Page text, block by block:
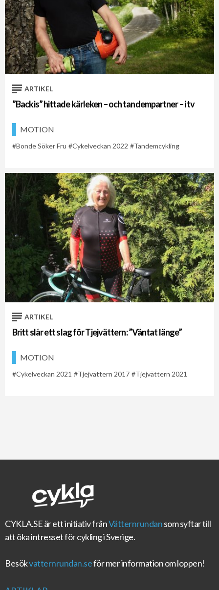
ARTIKEL
”Backis” hittade kärleken – och tandempartner – i tv
MOTION
Bonde Söker Fru Cykelveckan 2022 Tandemcykling
ARTIKEL
Britt slår ett slag för Tjejvättern: ”Väntat länge”
MOTION
Cykelveckan 2021 Tjejvättern 2017 Tjejvättern 2021
CYKLA.SEär ett initiativ frånVätternrundansom syftar till
att öka intresset för cykling i Sverige.
Besökvatternrundan.seför mer information om loppen!